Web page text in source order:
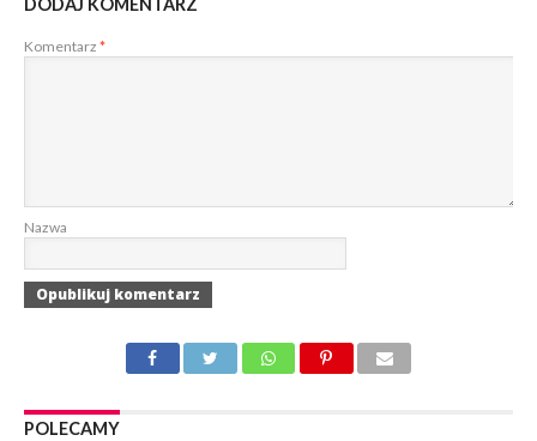
DODAJ KOMENTARZ
Komentarz *
Nazwa
POLECAMY